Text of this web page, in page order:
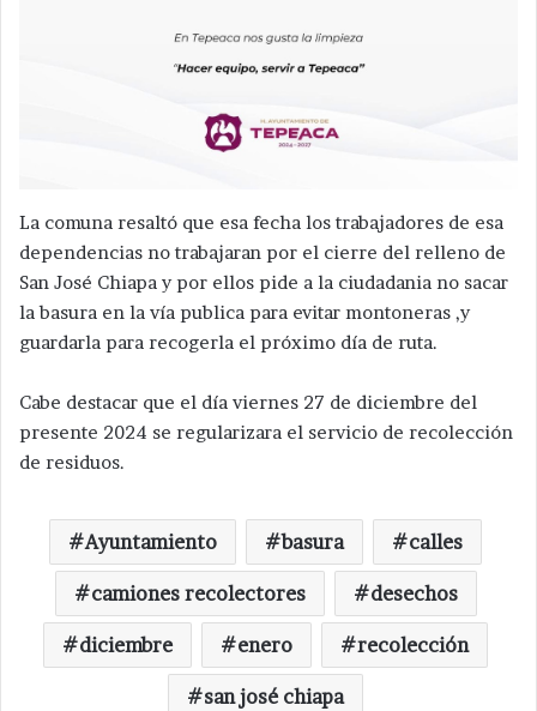
La comuna resaltó que esa fecha los trabajadores de esa
dependencias no trabajaran por el cierre del relleno de
San José Chiapa y por ellos pide a la ciudadania no sacar
la basura en la vía publica para evitar montoneras ,y
guardarla para recogerla el próximo día de ruta.
Cabe destacar que el día viernes 27 de diciembre del
presente 2024 se regularizara el servicio de recolección
de residuos.
Ayuntamiento basura calles
camiones recolectores desechos
diciembre enero recolección
san josé chiapa